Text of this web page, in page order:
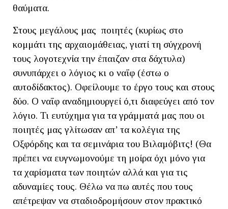
θαύματα.
Στους μεγάλους μας ποιητές (κυρίως στο
κομμάτι της αρχαιομάθειας, γιατί τη σύγχρονή
τους λογοτεχνία την έπαιζαν στα δάχτυλα)
συνυπάρχει ο λόγιος κι ο ναΐφ (έστω ο
αυτοδίδακτος). Οφείλουμε το έργο τους και στους
δύο. Ο ναΐφ αναδημιουργεί ό,τι διαφεύγει από τον
λόγιο. Τι ευτύχημα για τα γράμματά μας που οι
ποιητές μας γλίτωσαν απ’ τα κολέγια της
Οξφόρδης και τα σεμινάρια του Βιλαμόβιτς! (Θα
πρέπει να ευγνωμονούμε τη μοίρα όχι μόνο για
τα χαρίσματα των ποιητών αλλά και για τις
αδυναμίες τους. Θέλω να πω αυτές που τους
απέτρεψαν να σταδιοδρομήσουν στον πρακτικό